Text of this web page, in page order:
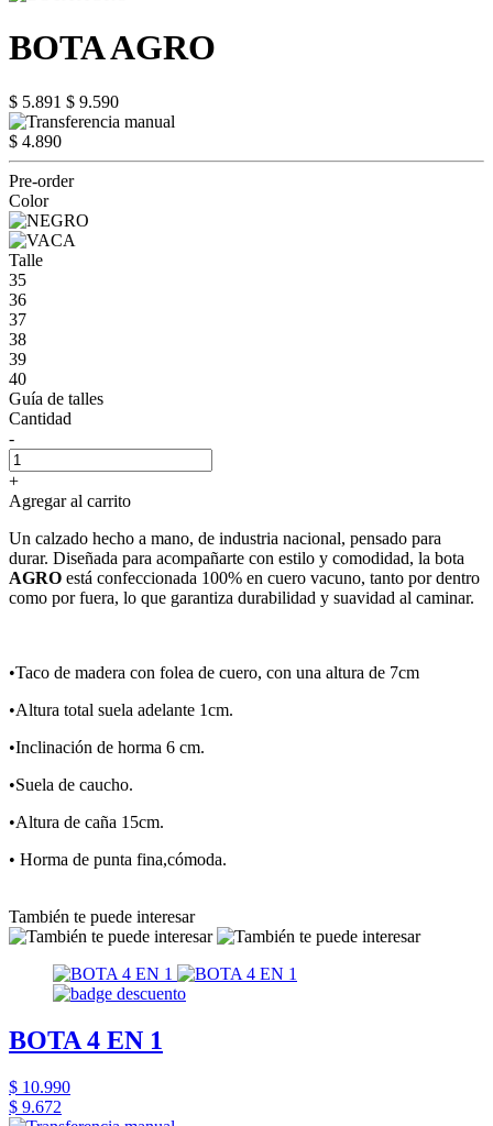
BOTA AGRO
$ 5.891 $ 9.590
$ 4.890
Pre-order
Color
Talle
35
36
37
38
39
40
Guía de talles
Cantidad
-
+
Agregar al carrito
Un calzado hecho a mano, de industria nacional, pensado para
durar. Diseñada para acompañarte con estilo y comodidad, la bota
AGRO está confeccionada 100% en cuero vacuno, tanto por dentro
como por fuera, lo que garantiza durabilidad y suavidad al caminar.
•Taco de madera con folea de cuero, con una altura de 7cm
•Altura total suela adelante 1cm.
•Inclinación de horma 6 cm.
•Suela de caucho.
•Altura de caña 15cm.
• Horma de punta fina,cómoda.
También te puede interesar
BOTA 4 EN 1
$ 10.990
$ 9.672